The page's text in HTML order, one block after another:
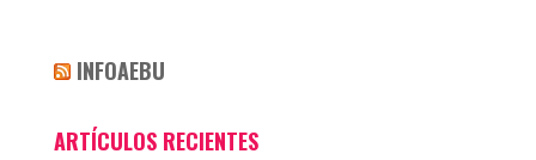
INFOAEBU
ARTÍCULOS RECIENTES